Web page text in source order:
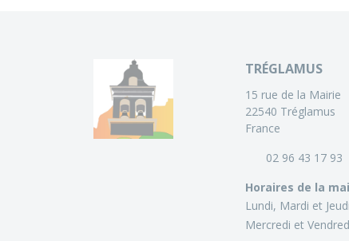
TRÉGLAMUS
15 rue de la Mairie
22540 Tréglamus
France
02 96 43 17 93
Horaires de la
Lundi, Mardi et
Mercredi et